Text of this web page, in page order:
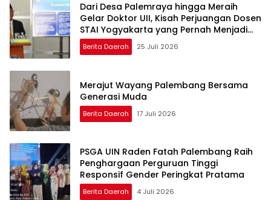
Dari Desa Palemraya hingga Meraih
Gelar Doktor UII, Kisah Perjuangan Dosen
STAI Yogyakarta yang Pernah Menjadi
Driver Taksi Online
Berita Daerah 25 Juli 2026
Merajut Wayang Palembang Bersama
Generasi Muda
Berita Daerah 17 Juli 2026
PSGA UIN Raden Fatah Palembang Raih
Penghargaan Perguruan Tinggi
Responsif Gender Peringkat Pratama
Berita Daerah 4 Juli 2026